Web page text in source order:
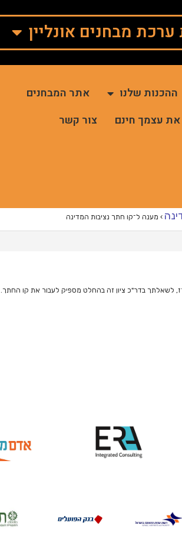
מבחנים אונליין
ההכנות שלנו
אתר המבחנים
את עצמך חינם צור קשר
› מענה ל־קו חתך נציבות המדינה
לשאלתך בדר"כ ציון זה בהחלט מספיק לעבור את קו החתך.